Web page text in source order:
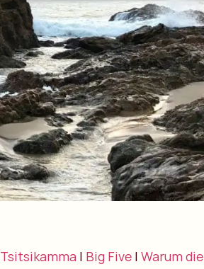
Tsitsikamma | Big Five | Warum die